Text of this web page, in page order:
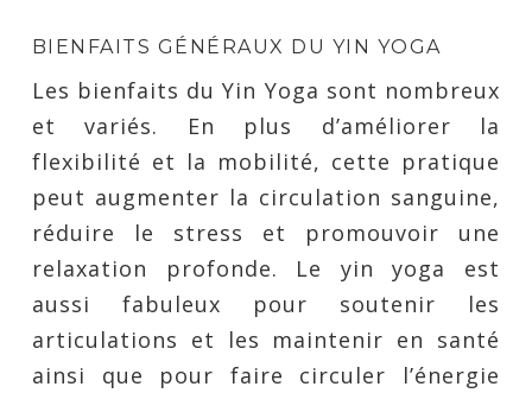
BIENFAITS GÉNÉRAUX DU YIN YOGA
Les bienfaits du Yin Yoga sont nombreux
et variés. En plus d’améliorer la
flexibilité et la mobilité, cette pratique
peut augmenter la circulation sanguine,
réduire le stress et promouvoir une
relaxation profonde. Le yin yoga est
aussi fabuleux pour soutenir les
articulations et les maintenir en santé
ainsi que pour faire circuler l’énergie